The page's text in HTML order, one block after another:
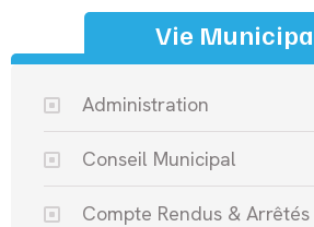
Vie
Administration
Conseil Municipal
Compte Rendus & Arrêtés